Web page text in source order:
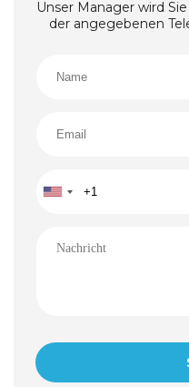
SPA mit Pool |
Wäscherei | Lager | Mini-
Unser Manager wird
der angegebenen